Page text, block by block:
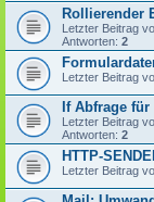
Rollierender
Letzter Beitrag
Antworten: 2
Letzter Beitrag
If Abfrage für
Letzter Beitrag
Antworten: 2
HTTP-
Letzter Beitrag